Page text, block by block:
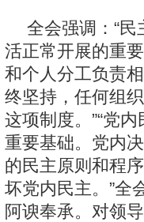
全会强调：“
活正常开展的重
和个人分工负责
终坚持，任何组
这项制度。”“党
重要基础。党内
的民主原则和程
坏党内民主。”全
阿谀奉承。对领